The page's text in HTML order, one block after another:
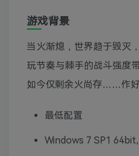
游戏背景
当火渐熄，世界趋于毁灭
玩节奏与棘手的战斗强度
如今仅剩余火尚存……作好
最低配置
Windows 7 SP1